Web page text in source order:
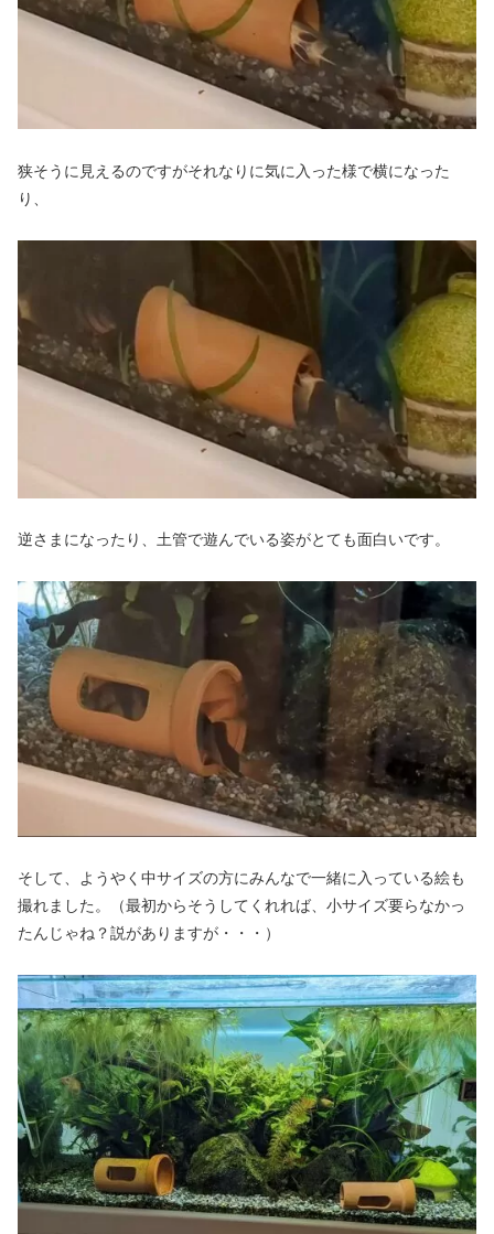
狭そうに見えるのですがそれなりに気に入った様で横になった
り、
逆さまになったり、土管で遊んでいる姿がとても面白いです。
そして、ようやく中サイズの方にみんなで一緒に入っている絵も
撮れました。（最初からそうしてくれれば、小サイズ要らなかっ
たんじゃね？説がありますが・・・）